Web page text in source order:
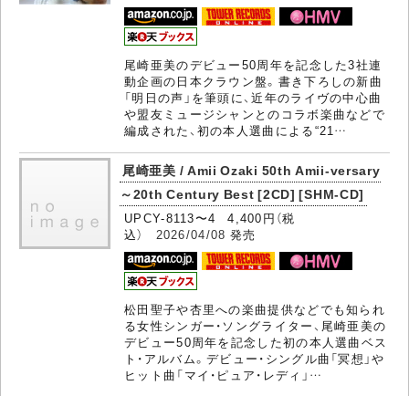
尾崎亜美のデビュー50周年を記念した3社連
動企画の日本クラウン盤。書き下ろしの新曲
「明日の声」を筆頭に、近年のライヴの中心曲
や盟友ミュージシャンとのコラボ楽曲などで
編成された、初の本人選曲による“21…
尾崎亜美 / Amii Ozaki 50th Amii-versary
～20th Century Best [2CD] [SHM-CD]
UPCY-8113〜4 4,400円（税
込） 2026/04/08 発売
松田聖子や杏里への楽曲提供などでも知られ
る女性シンガー・ソングライター、尾崎亜美の
デビュー50周年を記念した初の本人選曲ベス
ト・アルバム。デビュー・シングル曲「冥想」や
ヒット曲「マイ・ピュア・レディ」…